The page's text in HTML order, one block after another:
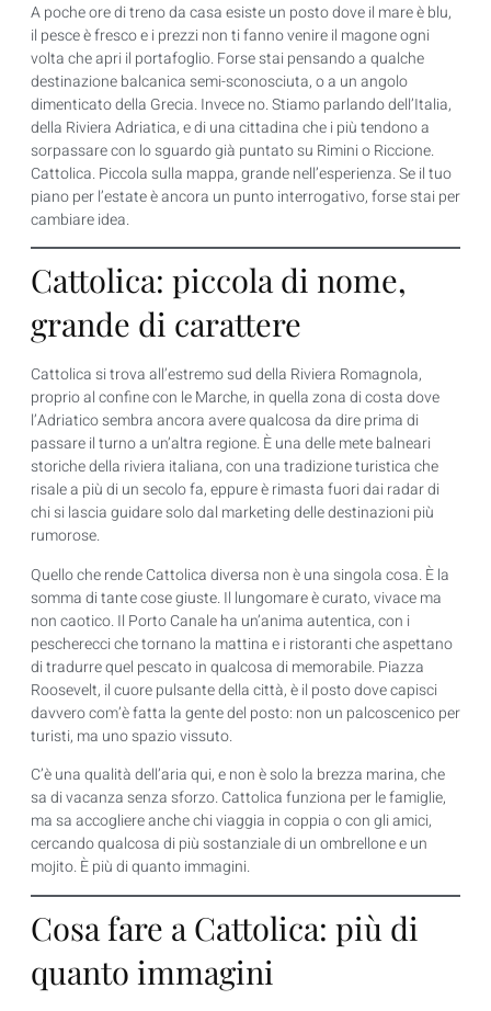
A poche ore di treno da casa esiste un posto dove il mare è blu,
il pesce è fresco e i prezzi non ti fanno venire il magone ogni
volta che apri il portafoglio. Forse stai pensando a qualche
destinazione balcanica semi-sconosciuta, o a un angolo
dimenticato della Grecia. Invece no. Stiamo parlando dell’Italia,
della Riviera Adriatica, e di una cittadina che i più tendono a
sorpassare con lo sguardo già puntato su Rimini o Riccione.
Cattolica. Piccola sulla mappa, grande nell’esperienza. Se il tuo
piano per l’estate è ancora un punto interrogativo, forse stai per
cambiare idea.
Cattolica: piccola di nome,
grande di carattere
Cattolica si trova all’estremo sud della Riviera Romagnola,
proprio al confine con le Marche, in quella zona di costa dove
l’Adriatico sembra ancora avere qualcosa da dire prima di
passare il turno a un’altra regione. È una delle mete balneari
storiche della riviera italiana, con una tradizione turistica che
risale a più di un secolo fa, eppure è rimasta fuori dai radar di
chi si lascia guidare solo dal marketing delle destinazioni più
rumorose.
Quello che rende Cattolica diversa non è una singola cosa. È la
somma di tante cose giuste. Il lungomare è curato, vivace ma
non caotico. Il Porto Canale ha un’anima autentica, con i
pescherecci che tornano la mattina e i ristoranti che aspettano
di tradurre quel pescato in qualcosa di memorabile. Piazza
Roosevelt, il cuore pulsante della città, è il posto dove capisci
davvero com’è fatta la gente del posto: non un palcoscenico per
turisti, ma uno spazio vissuto.
C’è una qualità dell’aria qui, e non è solo la brezza marina, che
sa di vacanza senza sforzo. Cattolica funziona per le famiglie,
ma sa accogliere anche chi viaggia in coppia o con gli amici,
cercando qualcosa di più sostanziale di un ombrellone e un
mojito. È più di quanto immagini.
Cosa fare a Cattolica: più di
quanto immagini